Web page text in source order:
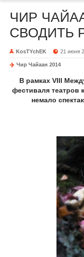
ЧИР
СВОДИТЬ
KosTYchEK 21 июня
Чир Чайаан 2014
В рамках VIII
фестиваля театров
немало